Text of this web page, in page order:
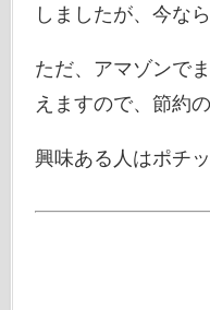
しましたが、今な
ただ、アマゾンで
えますので、節約
興味ある人はポチ